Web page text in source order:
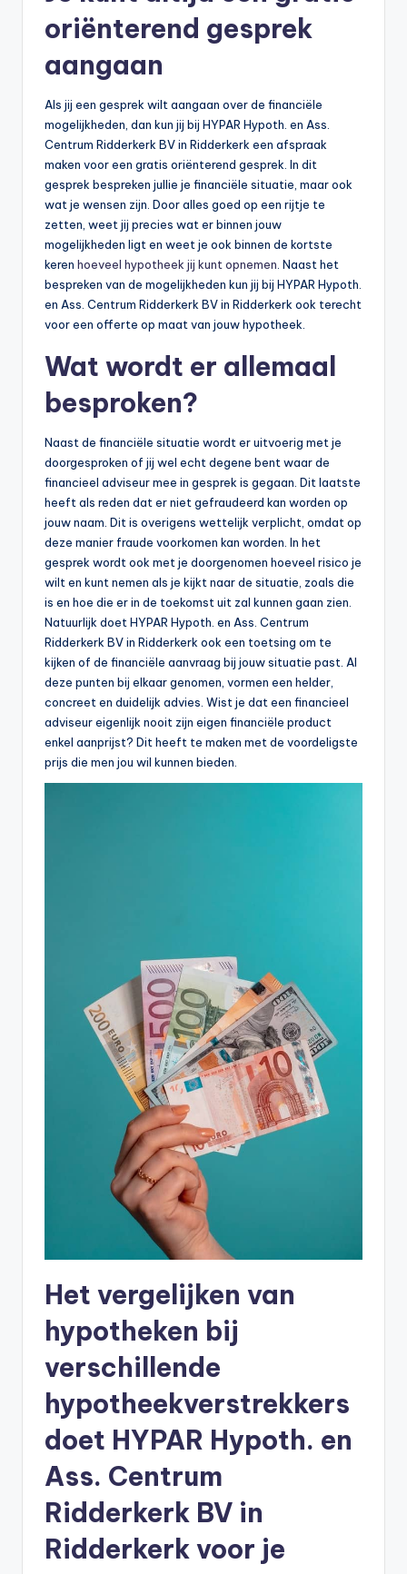
oriënterend gesprek
aangaan
Als jij een gesprek wilt aangaan over de financiële
mogelijkheden, dan kun jij bij HYPAR Hypoth. en Ass.
Centrum Ridderkerk BV in Ridderkerk een afspraak
maken voor een gratis oriënterend gesprek. In dit
gesprek bespreken jullie je financiële situatie, maar ook
wat je wensen zijn. Door alles goed op een rijtje te
zetten, weet jij precies wat er binnen jouw
mogelijkheden ligt en weet je ook binnen de kortste
keren hoeveel hypotheek jij kunt opnemen. Naast het
bespreken van de mogelijkheden kun jij bij HYPAR Hypoth.
en Ass. Centrum Ridderkerk BV in Ridderkerk ook terecht
voor een offerte op maat van jouw hypotheek.
Wat wordt er allemaal
besproken?
Naast de financiële situatie wordt er uitvoerig met je
doorgesproken of jij wel echt degene bent waar de
financieel adviseur mee in gesprek is gegaan. Dit laatste
heeft als reden dat er niet gefraudeerd kan worden op
jouw naam. Dit is overigens wettelijk verplicht, omdat op
deze manier fraude voorkomen kan worden. In het
gesprek wordt ook met je doorgenomen hoeveel risico je
wilt en kunt nemen als je kijkt naar de situatie, zoals die
is en hoe die er in de toekomst uit zal kunnen gaan zien.
Natuurlijk doet HYPAR Hypoth. en Ass. Centrum
Ridderkerk BV in Ridderkerk ook een toetsing om te
kijken of de financiële aanvraag bij jouw situatie past. Al
deze punten bij elkaar genomen, vormen een helder,
concreet en duidelijk advies. Wist je dat een financieel
adviseur eigenlijk nooit zijn eigen financiële product
enkel aanprijst? Dit heeft te maken met de voordeligste
prijs die men jou wil kunnen bieden.
Het vergelijken van
hypotheken bij
verschillende
hypotheekverstrekkers
doet HYPAR Hypoth. en
Ass. Centrum
Ridderkerk BV in
Ridderkerk voor je